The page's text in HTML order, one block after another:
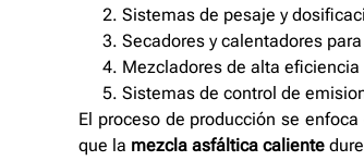
Sistemas de pesaje y
Secadores y calentadores
Mezcladores de alta eficiencia
Sistemas de control de
El proceso de producción se
que la mezcla asfáltica caliente